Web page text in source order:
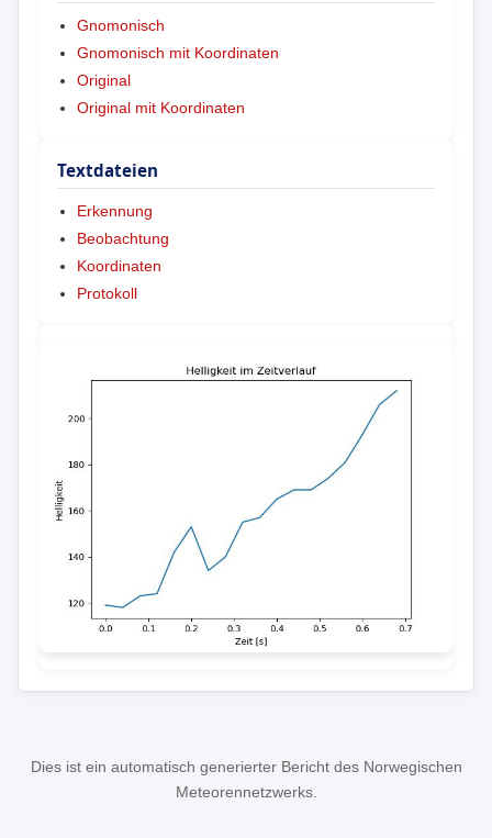
Gnomonisch
Gnomonisch mit Koordinaten
Original
Original mit Koordinaten
Textdateien
Erkennung
Beobachtung
Koordinaten
Protokoll
Dies ist ein automatisch generierter Bericht des Norwegischen
Meteorennetzwerks.